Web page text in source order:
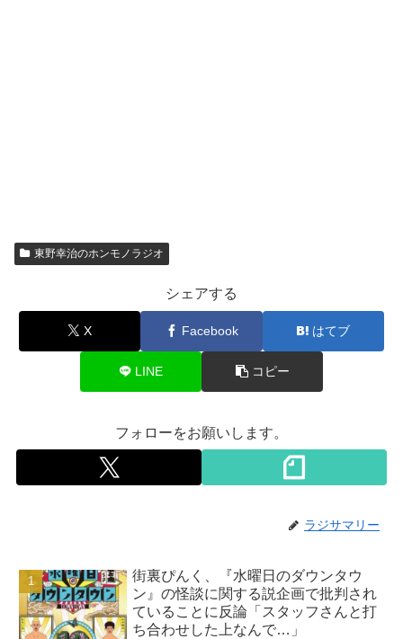
東野幸治のホンモノラジオ
シェアする
X Facebook はてブ
LINE コピー
フォローをお願いします。
ラジサマリー
街裏ぴんく、『水曜日のダウンタウ
ン』の怪談に関する説企画で批判され
ていることに反論「スタッフさんと打
ち合わせした上なんで…」